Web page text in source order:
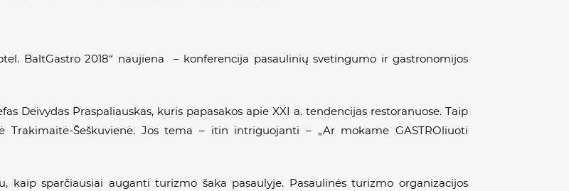
BaltGastro 2018“ naujiena – konferencija pasaulinių svetingumo ir gastronomijos
Deivydas Praspaliauskas, kuris papasakos apie XXI a. tendencijas restoranuose. Taip
Šeškuvienė. Jos tema – itin intriguojanti – „Ar mokame GASTROliuoti
kaip sparčiausiai auganti turizmo šaka pasaulyje. Pasaulinės turizmo organizacijos